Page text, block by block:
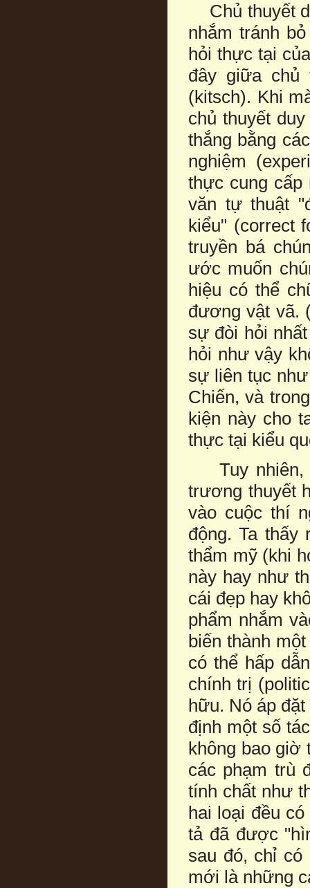
Chủ thuyết
nhắm tránh
hỏi thực tại
đây giữa chủ
(kitsch). Khi
chủ thuyết
thắng bằng
nghiệm
thực cung cấp
văn tự thuật
kiểu" (correct
truyền bá
ước muốn
hiệu có thể
đương vật vã.
sự đòi hỏi
hỏi như vậy
sự liên tục
Chiến, và
kiện này cho
thực tại kiểu
Tuy nhiên,
trương thuyết
vào cuộc thí
động. Ta
thẩm mỹ (khi
này hay như
cái đẹp hay
phẩm nhắm
biến thành
có thể hấp
chính trị
hữu. Nó áp
định một số
không bao giờ
các phạm trù
tính chất như
hai loại đều
tả đã được
sau đó, chỉ có
mới là những